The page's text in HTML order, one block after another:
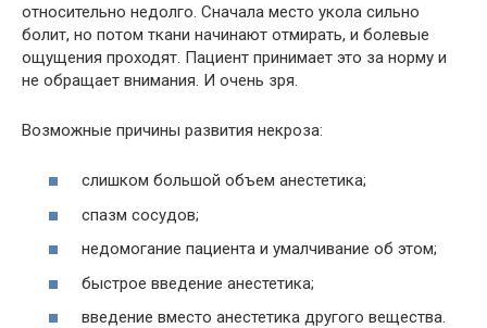
относительно недолго. Сначала место укола сильно
болит, но потом ткани начинают отмирать, и болевые
ощущения проходят. Пациент принимает это за норму и
не обращает внимания. И очень зря.
Возможные причины развития некроза:
слишком большой объем анестетика;
спазм сосудов;
недомогание пациента и умалчивание об этом;
быстрое введение анестетика;
введение вместо анестетика другого вещества.